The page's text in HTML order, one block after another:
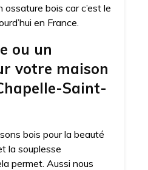
bois car c’est le
en France.
ou un
votre maison
Saint-
bois pour la beauté
la souplesse
permet. Aussi nous